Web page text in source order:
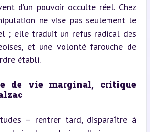
d’un pouvoir occulte réel. Chez
ne vise pas seulement le
; elle traduit un refus radical des
et une volonté farouche de
établi.
de vie marginal, critique
– rentrer tard, disparaître à